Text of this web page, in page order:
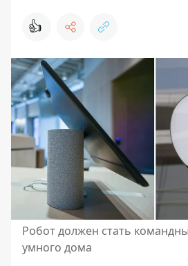
👍
Робот должен стать
умного дома